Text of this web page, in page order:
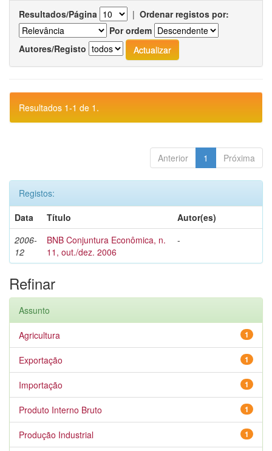
Resultados/Página | Ordenar registos por:
Por ordem
Autores/Registo
Resultados 1-1 de 1.
Anterior 1 Próxima
Registos:
Data
Título
Autor(es)
2006-
12
BNB Conjuntura Econômica, n.
11, out./dez. 2006
-
Refinar
Assunto
1
Agricultura
1
Exportação
1
Importação
1
Produto Interno Bruto
1
Produção Industrial